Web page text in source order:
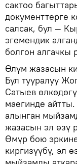
сактоо
документтерге
салсак, бул —
эгемендик
болгон алгачкы
Өлүм жазасын
Бул тууралуу
Сатыев
маегинде
алынган
жазасын эл өзү
Өмүр бою
киргизүүбү, эл